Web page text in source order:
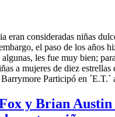
eran consideradas niñas
el paso de los años
les fue muy bien;
a mujeres de diez estrellas
Participó en
y Brian Austin